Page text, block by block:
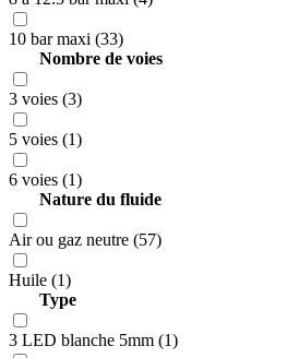
10 bar maxi (33)
Nombre de voies
3 voies (3)
5 voies (1)
6 voies (1)
Nature du fluide
Air ou gaz neutre (57)
Huile (1)
Type
3 LED blanche 5mm (1)